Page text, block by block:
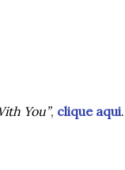
You”, clique aqui.